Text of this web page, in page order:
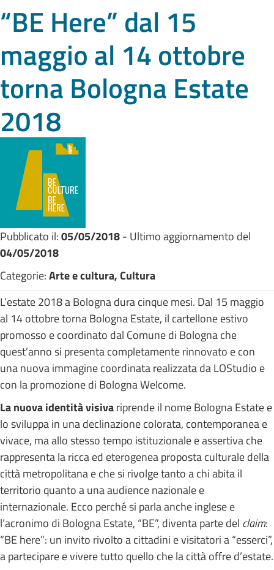
“BE Here” dal 15
maggio al 14 ottobre
torna Bologna Estate
2018
Pubblicato il:05/05/2018- Ultimo aggiornamento del
04/05/2018
Categorie:Arte e cultura, Cultura
L’estate 2018 a Bologna dura cinque mesi. Dal 15 maggio
al 14 ottobre torna Bologna Estate, il cartellone estivo
promosso e coordinato dal Comune di Bologna che
quest’anno si presenta completamente rinnovato e con
una nuova immagine coordinata realizzata da LOStudio e
con la promozione di Bologna Welcome.
La nuova identità visivariprende il nome Bologna Estate e
lo sviluppa in una declinazione colorata, contemporanea e
vivace, ma allo stesso tempo istituzionale e assertiva che
rappresenta la ricca ed eterogenea proposta culturale della
città metropolitana e che si rivolge tanto a chi abita il
territorio quanto a una audience nazionale e
internazionale. Ecco perché si parla anche inglese e
l’acronimo di Bologna Estate, “BE”, diventa parte del claim:
“BE here”: un invito rivolto a cittadini e visitatori a “esserci”,
a partecipare e vivere tutto quello che la città offre d’estate.